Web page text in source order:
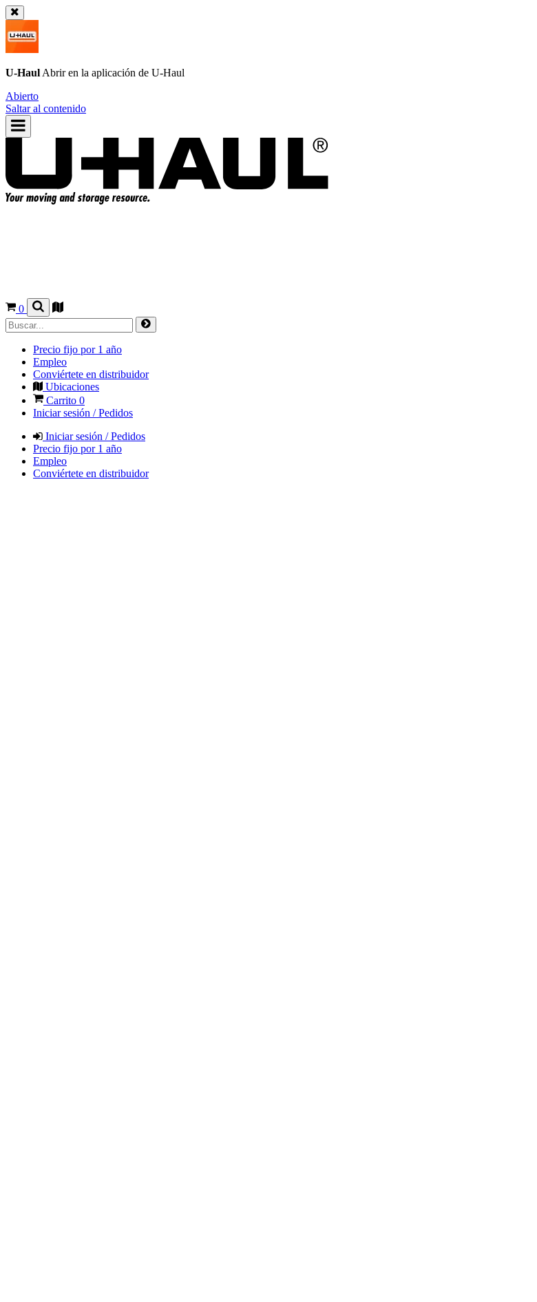
U-Haul Abrir en la aplicación de U-Haul
Abierto
Saltar al contenido
0
Precio fijo por 1 año
Empleo
Conviértete en distribuidor
Ubicaciones
Carrito 0
Iniciar sesión / Pedidos
Iniciar sesión / Pedidos
Precio fijo por 1 año
Empleo
Conviértete en distribuidor